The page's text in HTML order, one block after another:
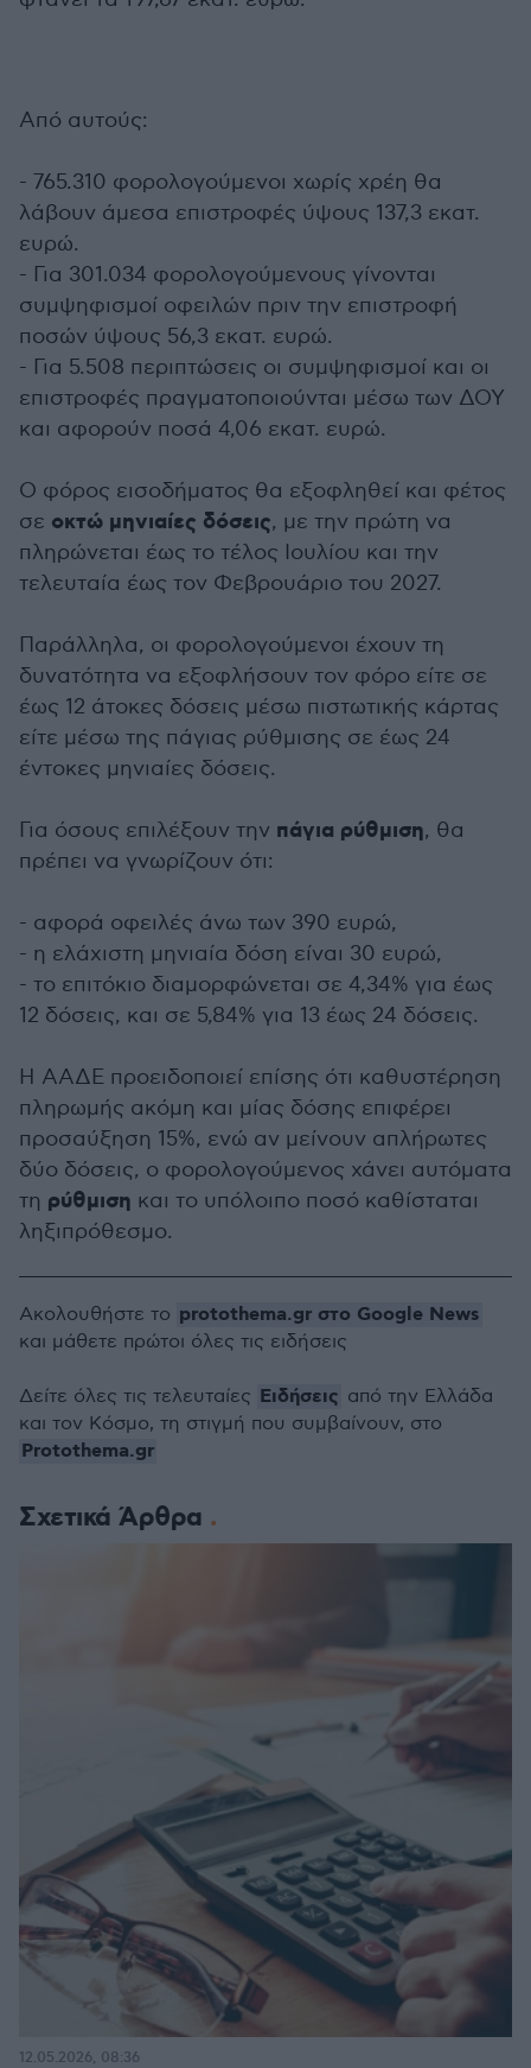
Από αυτούς:
- 765.310 φορολογούμενοι χωρίς χρέη θα
λάβουν άμεσα επιστροφές ύψους 137,3 εκατ.
ευρώ.
- Για 301.034 φορολογούμενους γίνονται
συμψηφισμοί οφειλών πριν την επιστροφή
ποσών ύψους 56,3 εκατ. ευρώ.
- Για 5.508 περιπτώσεις οι συμψηφισμοί και οι
επιστροφές πραγματοποιούνται μέσω των ΔΟΥ
και αφορούν ποσά 4,06 εκατ. ευρώ.
Ο φόρος εισοδήματος θα εξοφληθεί και φέτος
σε οκτώ μηνιαίες δόσεις, με την πρώτη να
πληρώνεται έως το τέλος Ιουλίου και την
τελευταία έως τον Φεβρουάριο του 2027.
Παράλληλα, οι φορολογούμενοι έχουν τη
δυνατότητα να εξοφλήσουν τον φόρο είτε σε
έως 12 άτοκες δόσεις μέσω πιστωτικής κάρτας
είτε μέσω της πάγιας ρύθμισης σε έως 24
έντοκες μηνιαίες δόσεις.
Για όσους επιλέξουν την πάγια ρύθμιση, θα
πρέπει να γνωρίζουν ότι:
- αφορά οφειλές άνω των 390 ευρώ,
- η ελάχιστη μηνιαία δόση είναι 30 ευρώ,
- το επιτόκιο διαμορφώνεται σε 4,34% για έως
12 δόσεις, και σε 5,84% για 13 έως 24 δόσεις.
Η ΑΑΔΕ προειδοποιεί επίσης ότι καθυστέρηση
πληρωμής ακόμη και μίας δόσης επιφέρει
προσαύξηση 15%, ενώ αν μείνουν απλήρωτες
δύο δόσεις, ο φορολογούμενος χάνει αυτόματα
τη ρύθμιση και το υπόλοιπο ποσό καθίσταται
ληξιπρόθεσμο.
Σχετικά Άρθρα
12.05.2026, 08:36
Ακολουθήστε το protothema.gr στο Google News
και μάθετε πρώτοι όλες τις ειδήσεις
Δείτε όλες τις τελευταίες Ειδήσεις από την Ελλάδα
και τον Κόσμο, τη στιγμή που συμβαίνουν, στο
Protothema.gr